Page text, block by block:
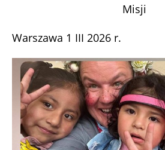
Misji
Warszawa 1 III 2026 r.